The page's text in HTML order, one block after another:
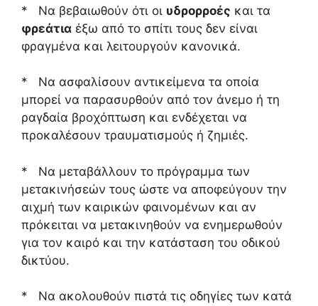
* Να βεβαιωθούν ότι οι υδρορροές και τα
φρεάτια έξω από το σπίτι τους δεν είναι
φραγμένα και λειτουργούν κανονικά.
* Να ασφαλίσουν αντικείμενα τα οποία
μπορεί να παρασυρθούν από τον άνεμο ή τη
ραγδαία βροχόπτωση και ενδέχεται να
προκαλέσουν τραυματισμούς ή ζημιές.
* Να μεταβάλλουν το πρόγραμμα των
μετακινήσεών τους ώστε να αποφεύγουν την
αιχμή των καιρικών φαινομένων και αν
πρόκειται να μετακινηθούν να ενημερωθούν
για τον καιρό και την κατάσταση του οδικού
δικτύου.
* Να ακολουθούν πιστά τις οδηγίες των κατά